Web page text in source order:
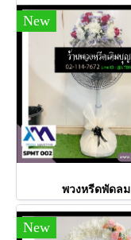
New
พวงหรีดพัดลม
New